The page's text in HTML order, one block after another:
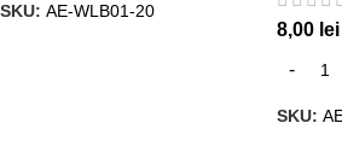
SKU: AE-WLB01-20
8,00 lei
SKU: